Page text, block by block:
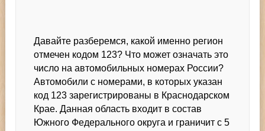
Давайте разберемся, какой именно регион
отмечен кодом 123? Что может означать это
число на автомобильных номерах России?
Автомобили с номерами, в которых указан
код 123 зарегистрированы в Краснодарском
Крае. Данная область входит в состав
Южного Федерального округа и граничит с 5